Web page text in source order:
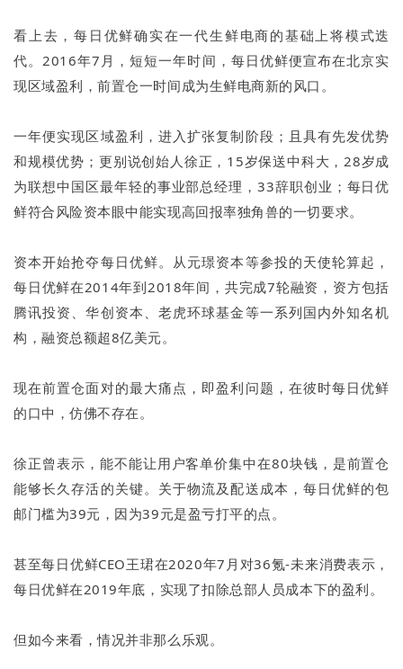
看上去，每日优鲜确实在一代生鲜电商的基础上将模式迭
代。2016年7月，短短一年时间，每日优鲜便宣布在北京实
现区域盈利，前置仓一时间成为生鲜电商新的风口。
一年便实现区域盈利，进入扩张复制阶段；且具有先发优势
和规模优势；更别说创始人徐正，15岁保送中科大，28岁成
为联想中国区最年轻的事业部总经理，33辞职创业；每日优
鲜符合风险资本眼中能实现高回报率独角兽的一切要求。
资本开始抢夺每日优鲜。从元璟资本等参投的天使轮算起，
每日优鲜在2014年到2018年间，共完成7轮融资，资方包括
腾讯投资、华创资本、老虎环球基金等一系列国内外知名机
构，融资总额超8亿美元。
现在前置仓面对的最大痛点，即盈利问题，在彼时每日优鲜
的口中，仿佛不存在。
徐正曾表示，能不能让用户客单价集中在80块钱，是前置仓
能够长久存活的关键。关于物流及配送成本，每日优鲜的包
邮门槛为39元，因为39元是盈亏打平的点。
甚至每日优鲜CEO王珺在2020年7月对36氪-未来消费表示，
每日优鲜在2019年底，实现了扣除总部人员成本下的盈利。
但如今来看，情况并非那么乐观。